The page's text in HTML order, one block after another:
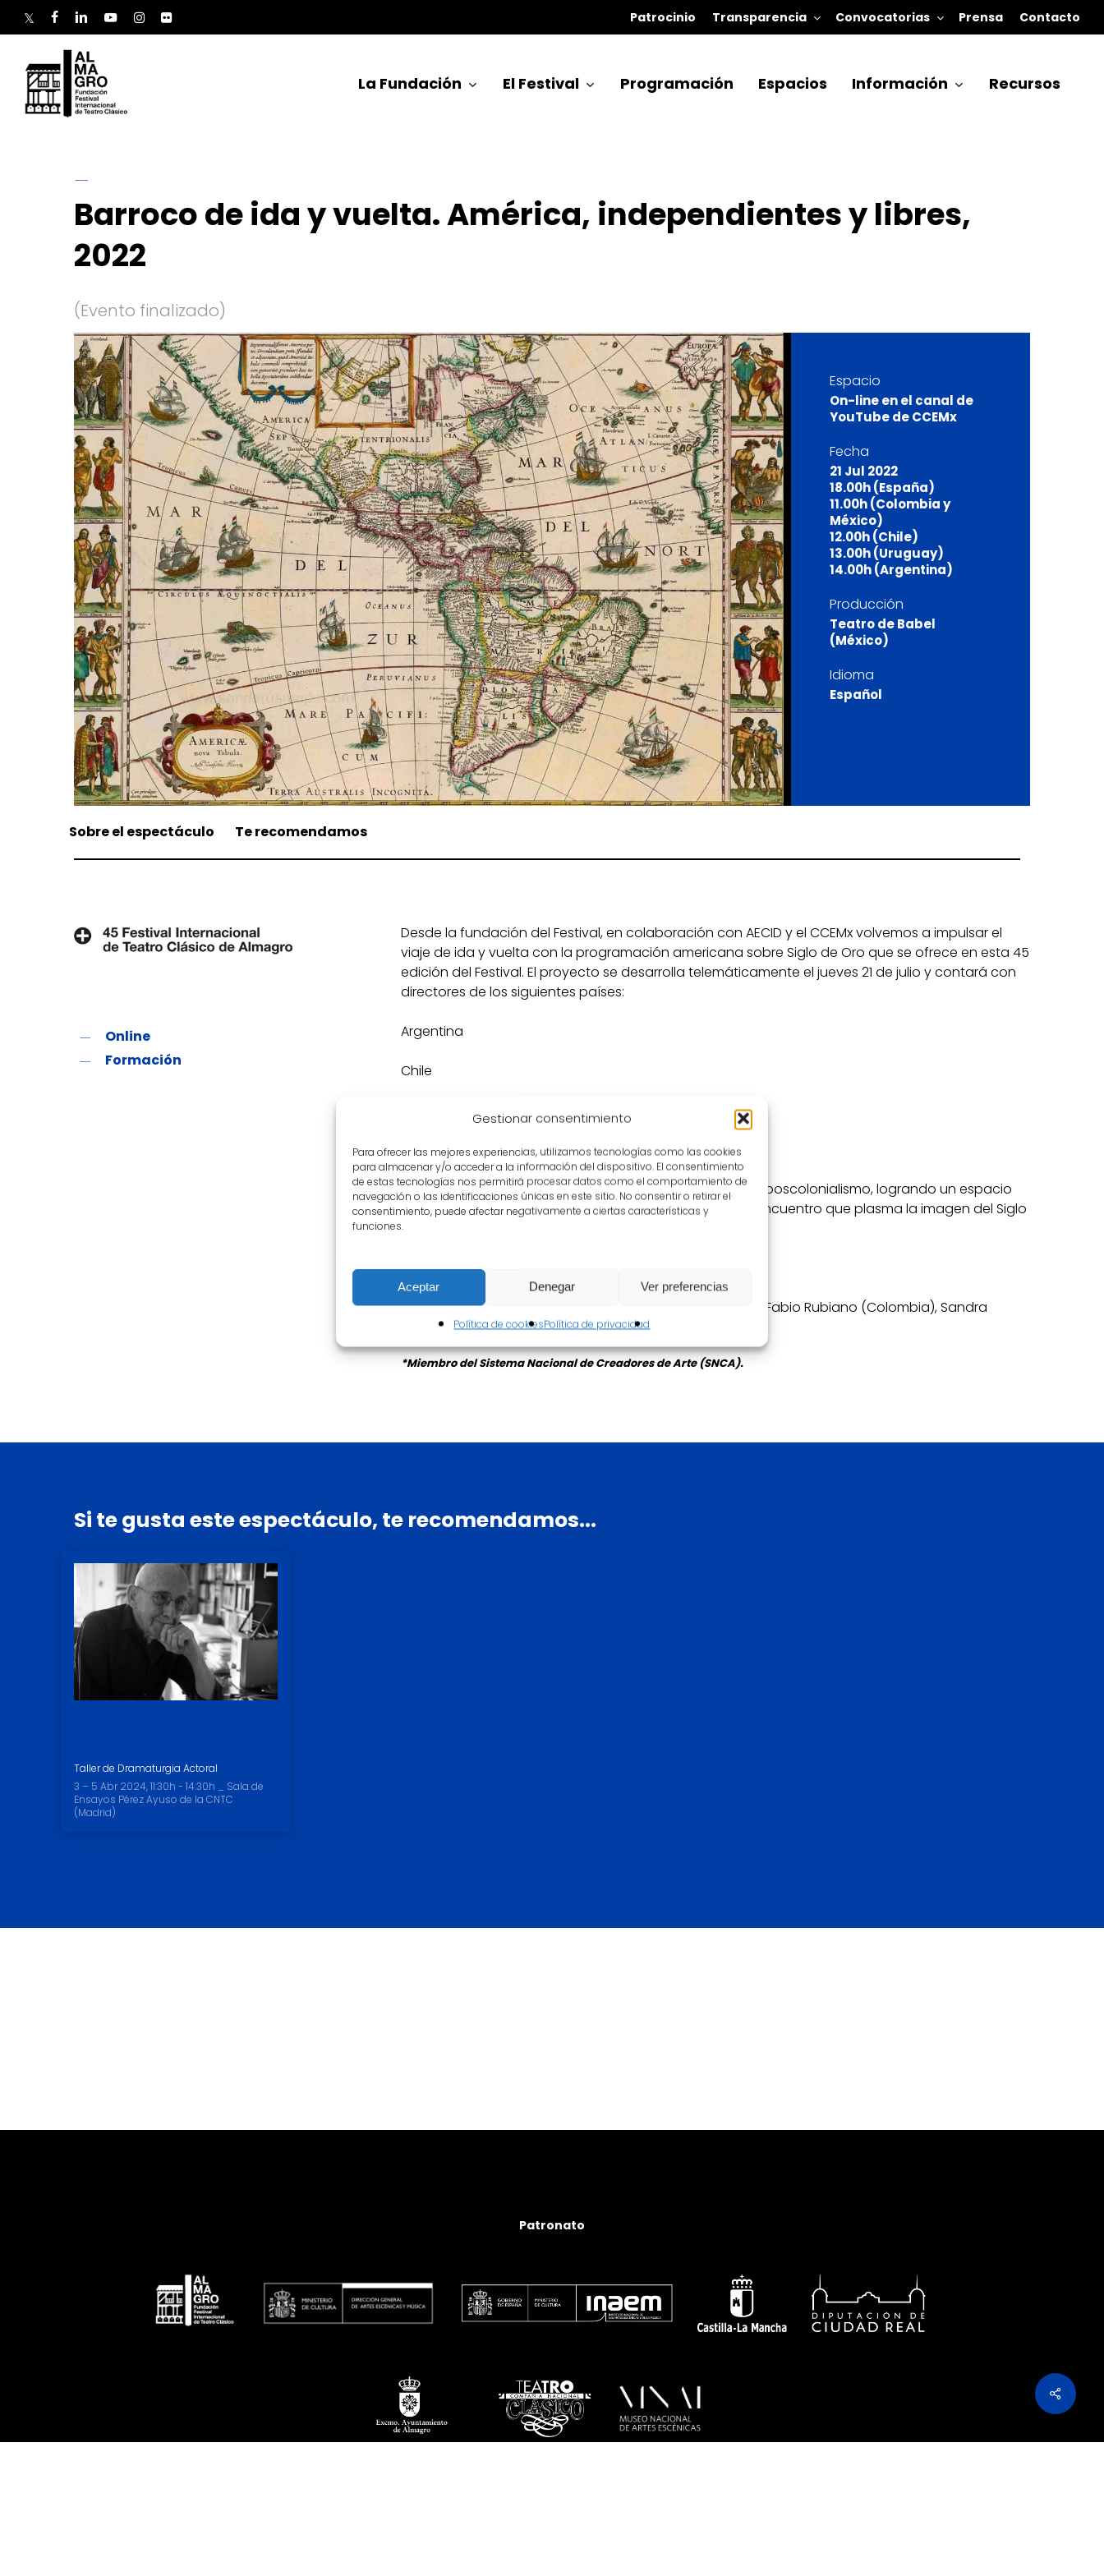
Gestionar consentimiento
Para ofrecer las mejores experiencias, utilizamos tecnologías como las cookies
para almacenar y/o acceder a la información del dispositivo. El consentimiento
de estas tecnologías nos permitirá procesar datos como el comportamiento de
navegación o las identificaciones únicas en este sitio. No consentir o retirar el
consentimiento, puede afectar negativamente a ciertas características y
funciones.
Aceptar Denegar Ver preferencias
Política de cookiesPolítica de privacidad
content
twitterfacebooklinkedinyoutubeinstagram
flickr
Patrocinio Transparencia Convocatorias Prensa Contacto
Hit enter to search or ESC to close
La Fundación El Festival Programación Espacios Información Recursos
Barroco de ida y vuelta. América, independientes y libres,
2022
Espacio
On-line en el canal de
YouTube de CCEMx
Fecha
21 Jul 2022
18.00h (España)
11.00h (Colombia y
México)
12.00h (Chile)
13.00h (Uruguay)
14.00h (Argentina)
Producción
Teatro de Babel
(México)
Idioma
Español
Sobre el espectáculo Te recomendamos
Online
Formación
Desde la fundación del Festival, en colaboración con AECID y el CCEMx volvemos a impulsar el
viaje de ida y vuelta con la programación americana sobre Siglo de Oro que se ofrece en esta 45
edición del Festival. El proyecto se desarrolla telemáticamente el jueves 21 de julio y contará con
directores de los siguientes países:
Argentina
Chile
Uruguay
Se trata de un proyecto alejado del eurocentrismo y del poscolonialismo, logrando un espacio
de verdadera emancipación de ideas, de lecturas… Un encuentro que plasma la imagen del Siglo
de Oro como ejemplo de libertad e independencia.
Accede aquí a la charla on-line
Intervienen: Ariel Farace (Argentina), Carla Zúñiga (Chile), Fabio Rubiano (Colombia), Sandra
Massera (Uruguay). Modera: Aurora Cano*.
*Miembro del Sistema Nacional de Creadores de Arte (SNCA).
Si tegusta esteespectáculo, te recomendamos...
Taller de Dramaturgia Actoral
3 – 5 Abr 2024, 11:30h - 14:30h _ Sala de
Ensayos Pérez Ayuso de la CNTC
(Madrid)
Share
Patronato